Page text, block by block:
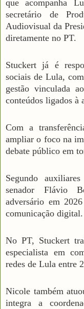
que acompanha
secretário de
Audiovisual da
diretamente no PT.
Stuckert já é
sociais de Lula,
gestão vinculada
conteúdos ligados à
Com a
ampliar o foco na
debate público em
Segundo
senador Flávio
adversário em
comunicação digital.
No PT, Stuckert
especialista em
redes de Lula entre
Nicole também
integra a